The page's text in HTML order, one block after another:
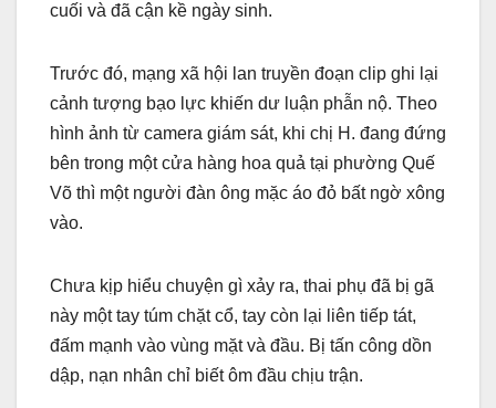
cuối và đã cận kề ngày sinh.
Trước đó, mạng xã hội lan truyền đoạn clip ghi lại
cảnh tượng bạo lực khiến dư luận phẫn nộ. Theo
hình ảnh từ camera giám sát, khi chị H. đang đứng
bên trong một cửa hàng hoa quả tại phường Quế
Võ thì một người đàn ông mặc áo đỏ bất ngờ xông
vào.
Chưa kịp hiểu chuyện gì xảy ra, thai phụ đã bị gã
này một tay túm chặt cổ, tay còn lại liên tiếp tát,
đấm mạnh vào vùng mặt và đầu. Bị tấn công dồn
dập, nạn nhân chỉ biết ôm đầu chịu trận.